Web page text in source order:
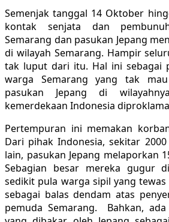
Semenjak tanggal 14 Oktober
kontak senjata dan
Semarang dan pasukan Jepang
di wilayah Semarang. Hampir
tak luput dari itu. Hal ini sebagai
warga Semarang yang tak
pasukan Jepang di
kemerdekaan Indonesia
Pertempuran ini memakan
Dari pihak Indonesia, sekitar
lain, pasukan Jepang melaporkan
Sebagian besar mereka gugur
sedikit pula warga sipil yang tewas
sebagai balas dendam atas
pemuda Semarang. Bahkan,